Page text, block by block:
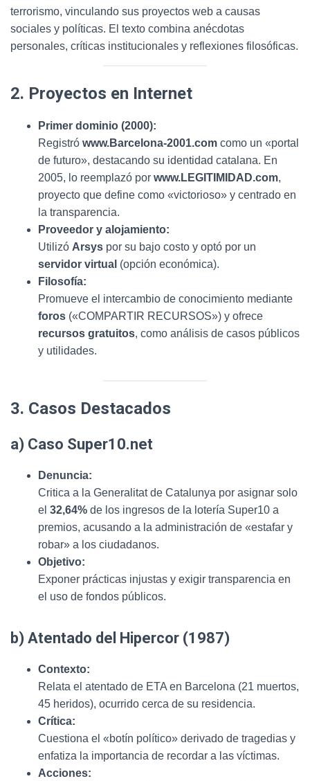
terrorismo, vinculando sus proyectos web a causas
sociales y políticas. El texto combina anécdotas
personales, críticas institucionales y reflexiones filosóficas.
2. Proyectos en Internet
Primer dominio (2000):
Registró www.Barcelona-2001.com como un «portal
de futuro», destacando su identidad catalana. En
2005, lo reemplazó por www.LEGITIMIDAD.com,
proyecto que define como «victorioso» y centrado en
la transparencia.
Proveedor y alojamiento:
Utilizó Arsys por su bajo costo y optó por un
servidor virtual (opción económica).
Filosofía:
Promueve el intercambio de conocimiento mediante
foros («COMPARTIR RECURSOS») y ofrece
recursos gratuitos, como análisis de casos públicos
y utilidades.
3. Casos Destacados
a) Caso Super10.net
Denuncia:
Critica a la Generalitat de Catalunya por asignar solo
el 32,64% de los ingresos de la lotería Super10 a
premios, acusando a la administración de «estafar y
robar» a los ciudadanos.
Objetivo:
Exponer prácticas injustas y exigir transparencia en
el uso de fondos públicos.
b) Atentado del Hipercor (1987)
Contexto:
Relata el atentado de ETA en Barcelona (21 muertos,
45 heridos), ocurrido cerca de su residencia.
Crítica:
Cuestiona el «botín político» derivado de tragedias y
enfatiza la importancia de recordar a las víctimas.
Acciones: